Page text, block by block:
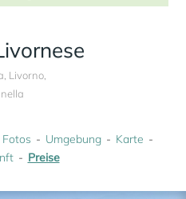
Livorno,
Fotos Umgebung
Karte
Preise